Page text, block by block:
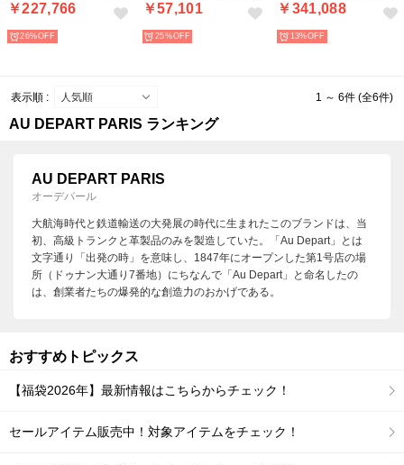
￥227,766
26%
￥57,101
25%
￥341,088
13%
表示順 : 1 ～ 6件 (全6件)
AU DEPART PARIS ランキング
AU DEPART PARIS
オーデパール
大航海時代と鉄道輸送の大発展の時代に生まれたこのブランドは、当
初、高級トランクと革製品のみを製造していた。「Au Depart」とは
文字通り「出発の時」を意味し、1847年にオープンした第1号店の場
所（ドゥナン大通り7番地）にちなんで「Au Depart」と命名したの
は、創業者たちの爆発的な創造力のおかげである。
おすすめトピックス
【福袋2026年】最新情報はこちらからチェック！
セールアイテム販売中！対象アイテムをチェック！